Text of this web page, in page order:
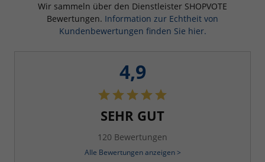
Wir sammeln über den Dienstleister SHOPVOTE
Bewertungen. Information zur Echtheit von
Kundenbewertungen finden Sie hier.
4,9
SEHR GUT
120 Bewertungen
Alle Bewertungen anzeigen >